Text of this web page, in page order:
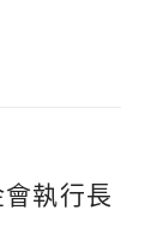
執行長